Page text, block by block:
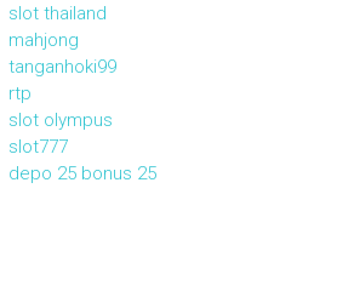
slot thailand
mahjong
tanganhoki99
rtp
slot olympus
slot777
depo 25 bonus 25